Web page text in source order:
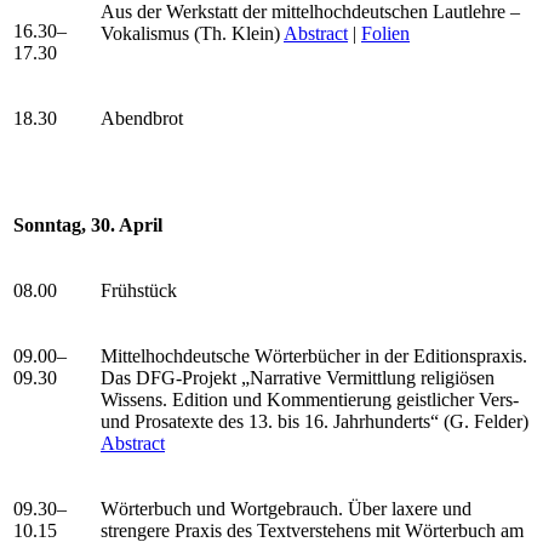
16.30–
17.30
Aus der Werkstatt der mittelhochdeutschen Lautlehre –
Vokalismus (Th. Klein) Abstract | Folien
18.30 Abendbrot
Sonntag, 30. April
08.00 Frühstück
09.00–
09.30
Mittelhochdeutsche Wörterbücher in der Editionspraxis.
Das DFG-Projekt „Narrative Vermittlung religiösen
Wissens. Edition und Kommentierung geistlicher Vers-
und Prosatexte des 13. bis 16. Jahrhunderts“ (G. Felder)
Abstract
09.30–
10.15
Wörterbuch und Wortgebrauch. Über laxere und
strengere Praxis des Textverstehens mit Wörterbuch am